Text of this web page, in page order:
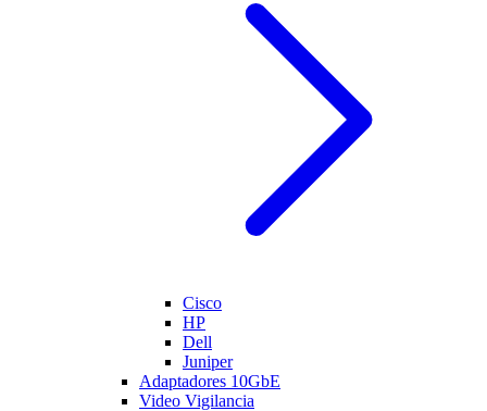
Cisco
HP
Dell
Juniper
Adaptadores 10GbE
Video Vigilancia